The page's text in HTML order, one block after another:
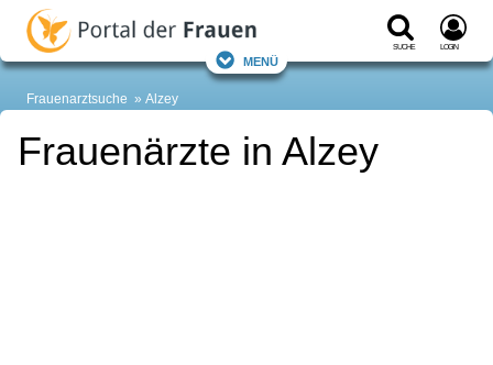
Suche Login
Menü
Frauenarztsuche Alzey
Frauenärzte in Alzey